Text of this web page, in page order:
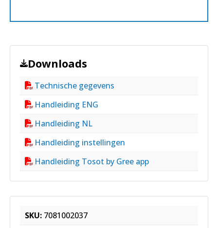
Downloads
Technische gegevens
Handleiding ENG
Handleiding NL
Handleiding instellingen
Handleiding Tosot by Gree app
SKU: 7081002037